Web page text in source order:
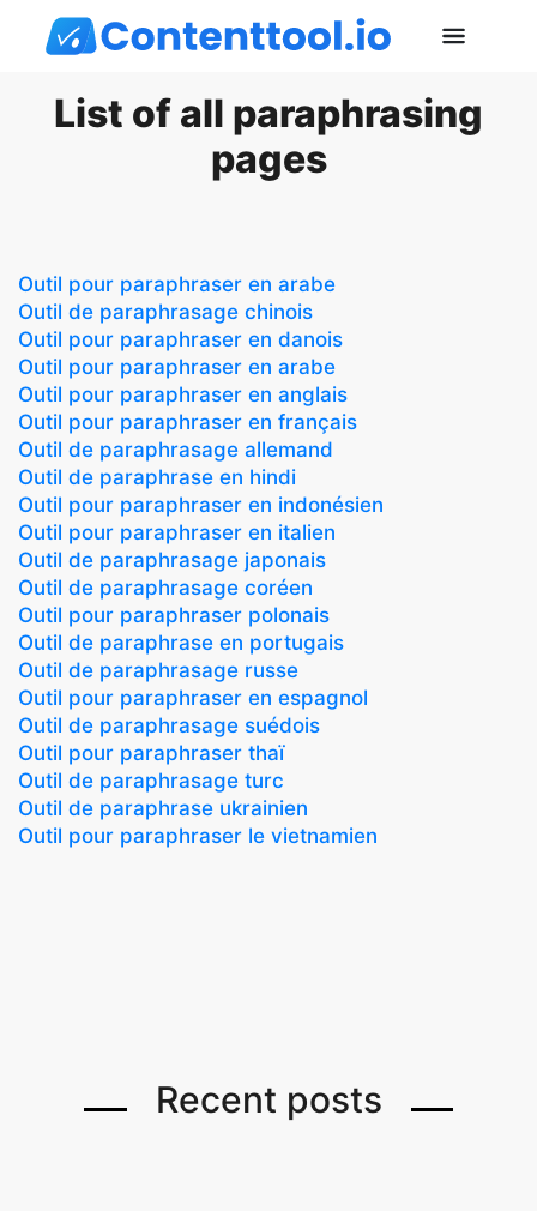
List of all paraphrasing
pages
Outil pour paraphraser en arabe
Outil de paraphrasage chinois
Outil pour paraphraser en danois
Outil pour paraphraser en arabe
Outil pour paraphraser en anglais
Outil pour paraphraser en français
Outil de paraphrasage allemand
Outil de paraphrase en hindi
Outil pour paraphraser en indonésien
Outil pour paraphraser en italien
Outil de paraphrasage japonais
Outil de paraphrasage coréen
Outil pour paraphraser polonais
Outil de paraphrase en portugais
Outil de paraphrasage russe
Outil pour paraphraser en espagnol
Outil de paraphrasage suédois
Outil pour paraphraser thaï
Outil de paraphrasage turc
Outil de paraphrase ukrainien
Outil pour paraphraser le vietnamien
Recent posts